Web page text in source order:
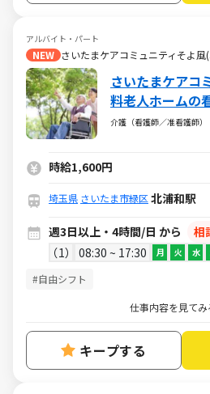
アルバイト・パート
NEW さいたまケアコミュニティそよ風
さいたまケアコ
料老人ホームの
る♪／ブランク
介護（看護師／准看護師）
時給1,600円
埼玉県 さいたま市緑区 北浦和駅
週3日以上・4時間/日 から
相
1
08:30 ~ 17:30 月 火 水
#自由シフト
仕事内容を見てみ
キープする